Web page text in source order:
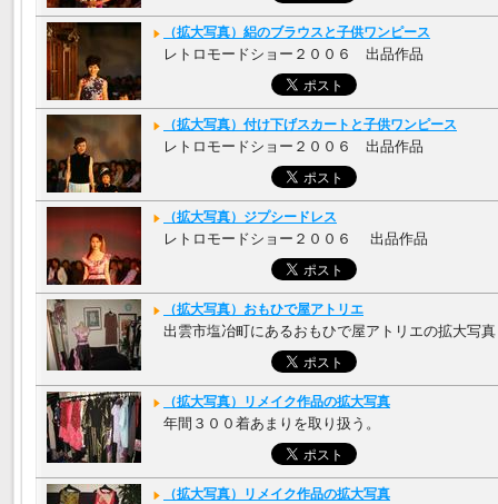
（拡大写真）絽のブラウスと子供ワンピース
レトロモードショー２００６ 出品作品
（拡大写真）付け下げスカートと子供ワンピース
レトロモードショー２００６ 出品作品
（拡大写真）ジプシードレス
レトロモードショー２００６ 出品作品
（拡大写真）おもひで屋アトリエ
出雲市塩冶町にあるおもひで屋アトリエの拡大写真
（拡大写真）リメイク作品の拡大写真
年間３００着あまりを取り扱う。
（拡大写真）リメイク作品の拡大写真